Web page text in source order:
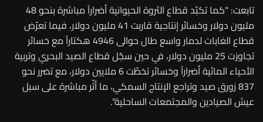
تابعت: "كما تكبّد قطاع الثروة الحيوانية أضراراً مباشرة بنحو 48
مليون دولار وخسائر إنتاجية قاربت 41 مليون دولار، فيما تعرّض
قطاع الغابات لدمار واسع طال حوالى 4946 هكتاراً مع خسائر
تجاوزت 25 مليون دولار، في حين سجّل قطاع الصيد البحري وتربية
الأحياء المائية أضراراً وخسائر تخطّت 6 ملايين دولار، مع تضرر نحو
837 زورق صيد وتراجع الإنتاج السمكي، ما أثّر مباشرة على سبل
عيش الصيادين والمجتمعات الساحلية".